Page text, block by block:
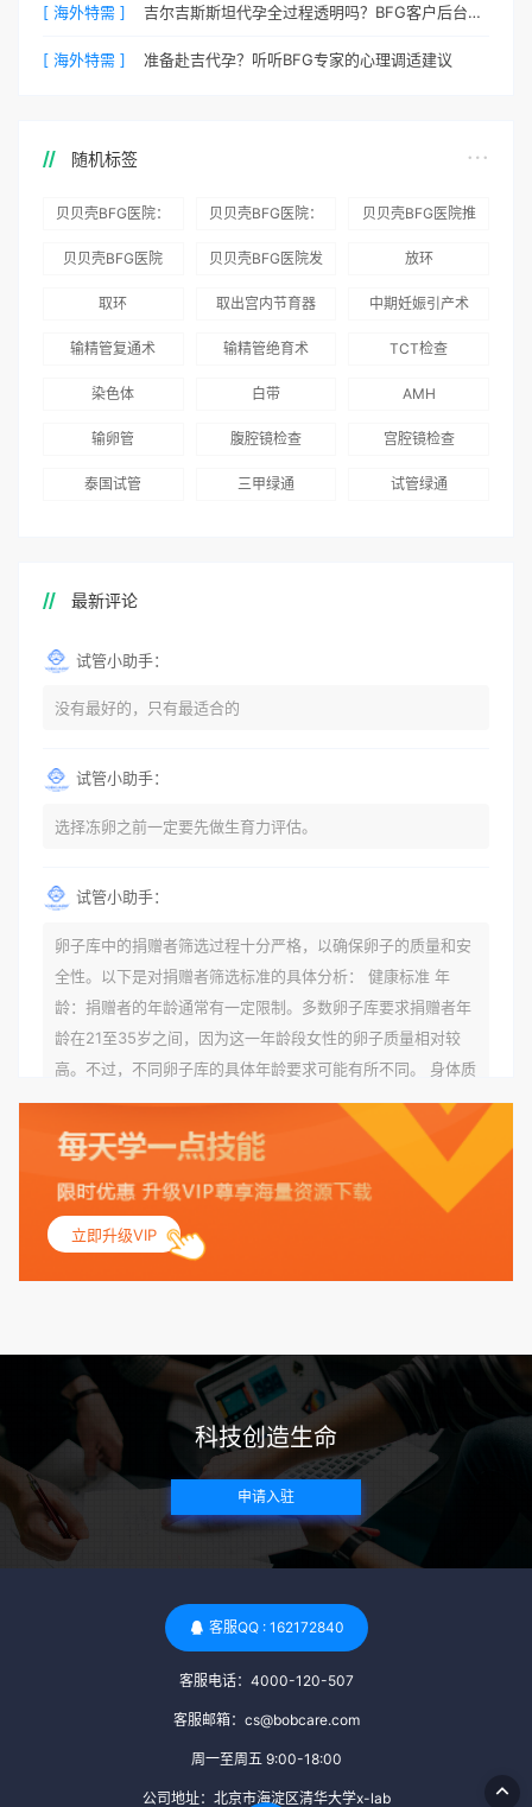
[ 海外特需 ] 吉尔吉斯斯坦代孕全过程透明吗？BFG客户后台详解
[ 海外特需 ] 准备赴吉代孕？听听BFG专家的心理调适建议
随机标签
贝贝壳BFG医院：
务
贝贝壳BFG医院：
术”和“法律支持”
贝贝壳BFG医院推
贝贝壳BFG医院
贝贝壳BFG医院发
国版）》
放环
取环 取出宫内节育器 中期妊娠引产术
输精管复通术 输精管绝育术 TCT检查
染色体 白带 AMH
输卵管 腹腔镜检查 宫腔镜检查
泰国试管 三甲绿通 试管绿通
最新评论
试管小助手：
没有最好的，只有最适合的
试管小助手：
选择冻卵之前一定要先做生育力评估。
试管小助手：
卵子库中的捐赠者筛选过程十分严格，以确保卵子的质量和安
全性。以下是对捐赠者筛选标准的具体分析： 健康标准 年
龄：捐赠者的年龄通常有一定限制。多数卵子库要求捐赠者年
龄在21至35岁之间，因为这一年龄段女性的卵子质量相对较
高。不过，不同卵子库的具体年龄要求可能有所不同。 身体质
量指数（BMI）：捐赠者的BMI通常需要在正常范围内，以确
保其身体健康状况良好。过高的BMI可能与多种健康问题相关
联，包括不孕症和妊娠并发症。 生殖健康：捐赠者需要有规律
的月经期，无生殖障碍或异常问题。此外，还需要进行详细的
妇科检查，以确保其生殖系统的健康。 遗传病史与家族病史：
捐赠者及其家庭成员需要无严重的遗传病史、精神病史和传染
病史。这通常需要通过基因检测、家族史调查和医疗记录审查
带任何可传染给受卵者的病原体。 药物与生活习惯：捐赠者需
要是非尼古丁使用者、非吸烟者、非吸毒者，并且未使用可能
影响卵子质量的药物，如某些精神药物和避孕植入物。 学历与
心理标准 学历要求：部分卵子库对捐赠者的学历有一定要求，
但这并非普遍标准。一些卵子库可能更倾向于选择受过高等教
育的女性作为捐赠者，但这并不是绝对的筛选条件。 心理状态
评估：捐赠者需要进行心理状态评估，以确定其对捐赠过程的
于确保捐赠者在捐赠过程中保持积极的心态，并理解其捐赠行
为的意义。 其他标准 责任心与沟通能力：由于捐卵过程的时
间不确定性，捐赠者需要有责任心，善于沟通，并尊重预约和
时间表。这有助于确保捐赠周期的顺利进行，并保障受卵者的
立即升级VIP
科技创造生命
申请入驻
客服QQ : 162172840
客服电话：4000-120-507
客服邮箱：cs@bobcare.com
周一至周五 9:00-18:00
公司地址：北京市海淀区清华大学x-lab